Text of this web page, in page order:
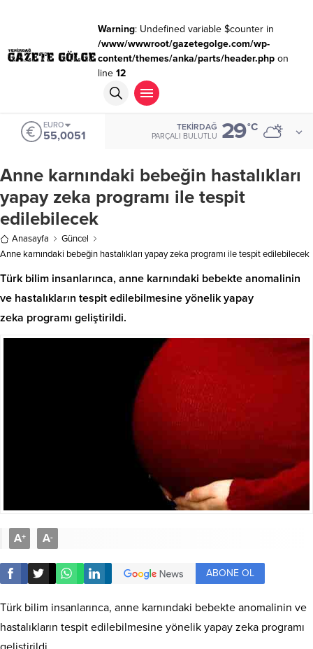
Warning: Undefined variable $counter in
/www/wwwroot/gazetegolge.com/wp-
content/themes/anka/parts/header.phpon
line 12
EURO
55,0051
TEKIRDAĞ
PARÇALI BULUTLU 29°C
Anne karnındaki bebeğin hastalıkları
yapay zeka programı ile tespit
edilebilecek
Anasayfa
Güncel
Anne karnındaki bebeğin hastalıkları yapay zeka programı ile tespit edilebilecek
Türk bilim insanlarınca, anne karnındaki bebekte anomalinin
ve hastalıkların tespit edilebilmesine yönelik yapay
zeka programı geliştirildi.
A+ A-
ABONE OL
Türk bilim insanlarınca, anne karnındaki bebekte anomalinin ve
hastalıkların tespit edilebilmesine yönelik yapay zeka programı